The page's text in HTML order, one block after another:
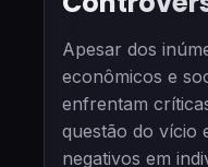
Apesar dos
econômicos e
enfrentam
questão do vício
negativos em